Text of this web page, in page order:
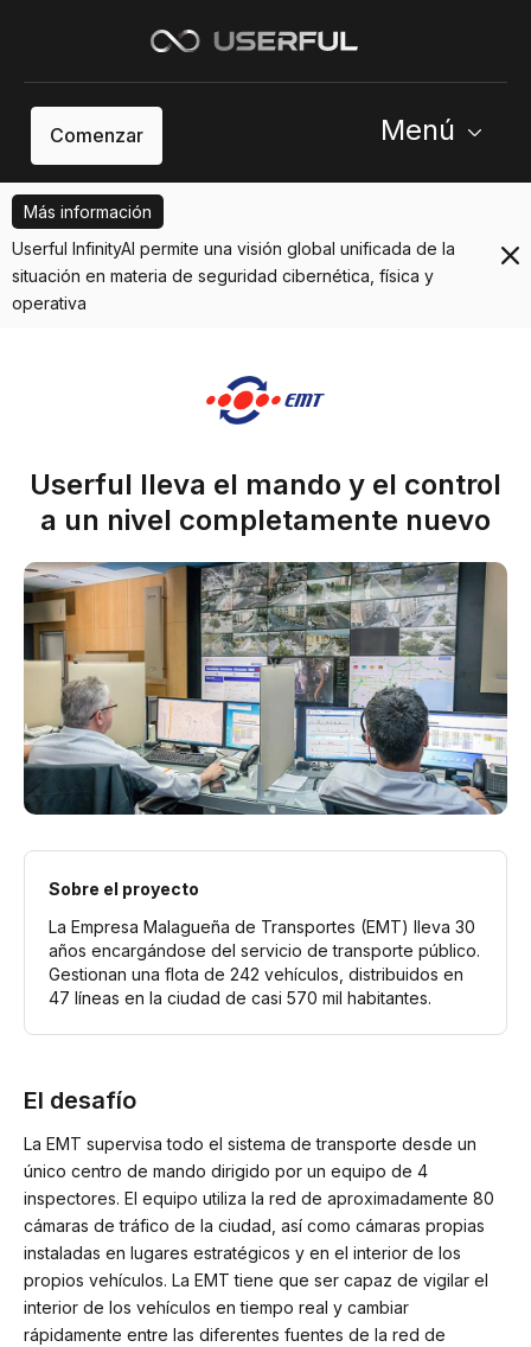
Comenzar Menú
Más información
Userful InfinityAI permite una visión global unificada de la
situación en materia de seguridad cibernética, física y
operativa
Userful lleva el mando y el control
a un nivel completamente nuevo
Sobre el proyecto
La Empresa Malagueña de Transportes (EMT) lleva 30
años encargándose del servicio de transporte público.
Gestionan una flota de 242 vehículos, distribuidos en
47 líneas en la ciudad de casi 570 mil habitantes.
El desafío
La EMT supervisa todo el sistema de transporte desde un
único centro de mando dirigido por un equipo de 4
inspectores. El equipo utiliza la red de aproximadamente 80
cámaras de tráfico de la ciudad, así como cámaras propias
instaladas en lugares estratégicos y en el interior de los
propios vehículos. La EMT tiene que ser capaz de vigilar el
interior de los vehículos en tiempo real y cambiar
rápidamente entre las diferentes fuentes de la red de